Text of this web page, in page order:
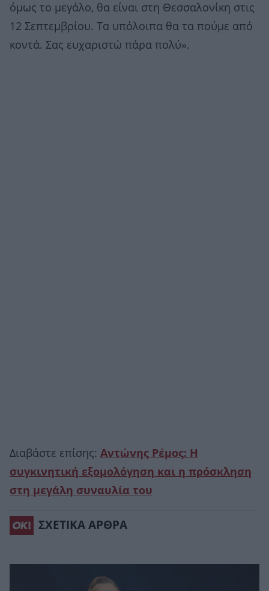
όμως το μεγάλο, θα είναι στη Θεσσαλονίκη στις
12 Σεπτεμβρίου. Τα υπόλοιπα θα τα πούμε από
κοντά. Σας ευχαριστώ πάρα πολύ».
Διαβάστε επίσης: Αντώνης Ρέμος: Η
συγκινητική εξομολόγηση και η πρόσκληση
στη μεγάλη συναυλία του
ΣΧΕΤΙΚΑ ΑΡΘΡΑ